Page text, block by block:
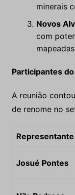
minerais
Novos
com
Participantes
A reunião
de renome no
Representante
Josué Pontes